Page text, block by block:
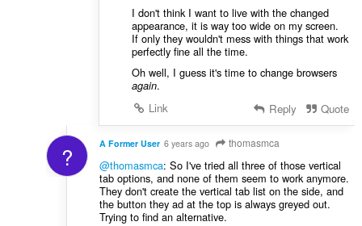
I don't think I want to live with the changed
appearance, it is way too wide on my screen.
If only they wouldn't mess with things that work
perfectly fine all the time.
Oh well, I guess it's time to change browsers
again.
Link
Reply Quote
? A Former User 6 years ago thomasmca
@thomasmca: So I've tried all three of those vertical
tab options, and none of them seem to work anymore.
They don't create the vertical tab list on the side, and
the button they ad at the top is always greyed out.
Trying to find an alternative.